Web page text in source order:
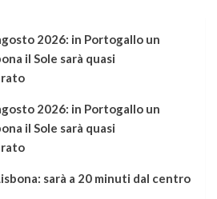
2026: in Portogallo un
il Sole sarà quasi
2026: in Portogallo un
il Sole sarà quasi
sarà a 20 minuti dal centro